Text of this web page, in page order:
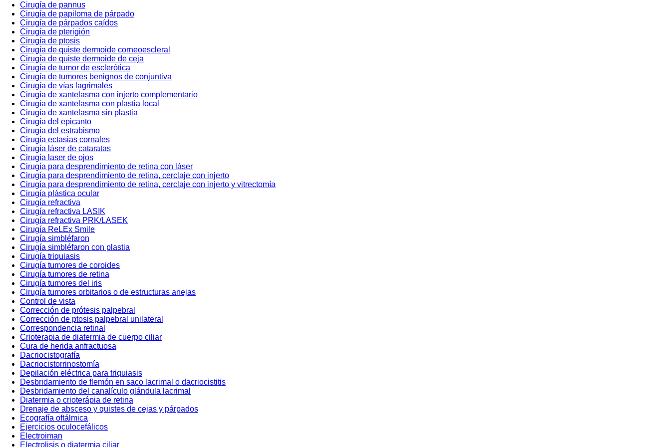
Cirugía de pannus
Cirugía de papiloma de párpado
Cirugía de párpados caídos
Cirugía de pterigión
Cirugía de ptosis
Cirugía de quiste dermoide corneoescleral
Cirugía de quiste dermoide de ceja
Cirugía de tumor de esclerótica
Cirugía de tumores benignos de conjuntiva
Cirugía de vías lagrimales
Cirugía de xantelasma con injerto complementario
Cirugía de xantelasma con plastia local
Cirugía de xantelasma sin plastia
Cirugía del epicanto
Cirugía del estrabismo
Cirugía ectasias cornales
Cirugía láser de cataratas
Cirugía laser de ojos
Cirugía para desprendimiento de retina con láser
Cirugía para desprendimiento de retina, cerclaje con injerto
Cirugía para desprendimiento de retina, cerclaje con injerto y vitrectomía
Cirugía plástica ocular
Cirugía refractiva
Cirugía refractiva LASIK
Cirugía refractiva PRK/LASEK
Cirugía ReLEx Smile
Cirugía simbléfaron
Cirugía simbléfaron con plastia
Cirugía triquiasis
Cirugía tumores de coroides
Cirugía tumores de retina
Cirugía tumores del iris
Cirugía tumores orbitarios o de estructuras anejas
Control de vista
Corrección de prótesis palpebral
Corrección de ptosis palpebral unilateral
Correspondencia retinal
Crioterapia de diatermia de cuerpo ciliar
Cura de herida anfractuosa
Dacriocistografía
Dacriocistorrinostomía
Depilación eléctrica para triquiasis
Desbridamiento de flemón en saco lacrimal o dacriocistitis
Desbridamiento del canalículo glándula lacrimal
Diatermia o crioterápia de retina
Drenaje de absceso y quistes de cejas y párpados
Ecografía oftálmica
Ejercicios oculocefálicos
Electroiman
Electrolisis o diatermia ciliar